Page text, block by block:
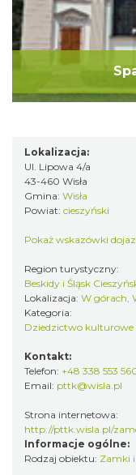
Lokalizacja:
Ul. Lipowa 4/a
43-460 Wisła
Gmina: Wisła
Powiat: cieszyński
Pokaż wskazówki
Region turystyczny:
Beskidy i Śląsk
Lokalizacja: W górach,
Kategoria:
Dziedzictwo kulturowe
Kontakt:
Telefon: +48 338 553
Email: pttk@wisla.pl
Strona internetowa:
http://pttk.wisla.pl/
Informacje ogólne:
Rodzaj obiektu: Zamki i